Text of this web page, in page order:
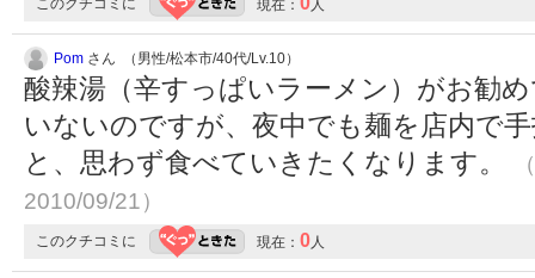
このクチコミに 現在： 人
Pom さん （男性/松本市/40代/Lv.10）
酸辣湯（辛すっぱいラーメン）がお勧
いないのですが、夜中でも麺を店内で
と、思わず食べていきたくなります。
2010/09/21）
このクチコミに 現在： 0人